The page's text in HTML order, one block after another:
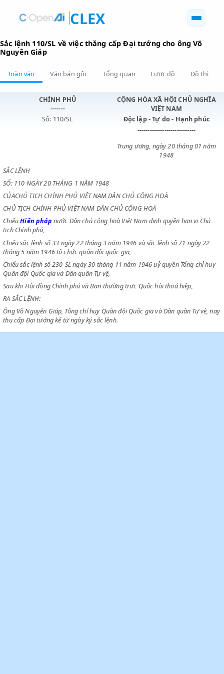
CLEX
Sắc lệnh 110/SL về việc thăng cấp Đại tướng cho ông
Nguyên Giáp
Toàn văn
CHÍNH PHỦ
-------
CỘNG HÒA XÃ HỘI CHỦ
VIỆT NAM
Độc lập - Tự do - Hạnh
----------------------------
SẮC LỆNH
SỐ: 110 NGÀY 20 THÁNG 1 NĂM 1948
CỦACHỦ TỊCH CHÍNH PHỦ VIỆT NAM DÂN CHỦ CỘNG HOÀ
CHỦ TỊCH CHÍNH PHỦ VIỆT NAM DÂN CHỦ CỘNG HOÀ
ChiểuHiến phápnước Dân chủ cộng hoà Việt Nam định quyền hạn vị
tịch Chính phủ,
Chiểu sắc lệnh số 33 ngày 22 tháng 3 năm 1946 và sắc lệnh số 71
tháng 5 năm 1946 tổ chức quân đội quốc gia,
Chiểu sắc lệnh số 230-SL ngày 30 tháng 11 năm 1946 uỷ quyền Tổng
Quân đội Quốc gia và Dân quân Tự vệ,
Sau khi Hội đồng Chính phủ và Ban thường trực Quốc hội thoả hiệp,
RA SẮC LỆNH: